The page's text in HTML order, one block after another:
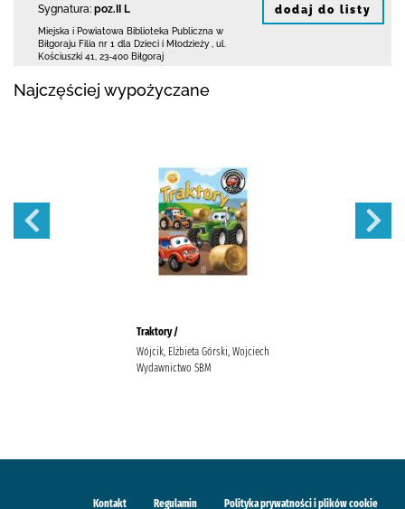
Sygnatura: poz.II L
Miejska i Powiatowa Biblioteka Publiczna w
Biłgoraju Filia nr 1 dla Dzieci i Młodzieży
ul.
Kościuszki 41
23-400 Biłgoraj
dodaj do listy
Najczęściej wypożyczane
Traktory /
Wójcik, Elżbieta Górski, Wojciech
Wydawnictwo SBM
Kontakt Regulamin Polityka prywatności i plików cookie